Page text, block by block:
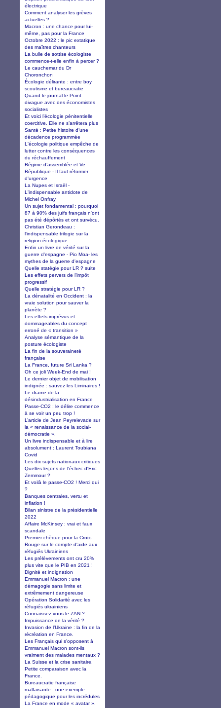
électrique
Comment analyser les grèves
actuelles ?
Macron : une chance pour lui-
même, pas pour la France
Octobre 2022 : le pic extatique
des maîtres chanteurs
La bulle de sottise écologiste
commence-t-elle enfin à percer ?
Le cauchemar du Dr
Choronchon
Écologie délirante : entre boy
scoutisme et bureaucratie
Quand le journal le Point
divague avec des économistes
socialistes
Et voici l’écologie pénitentielle
coercitive. Elle ne s’arrêtera plus
Santé : Petite histoire d’une
décadence programmée
L'écologie politique empêche de
lutter contre les conséquences
du réchauffement
Régime d’assemblée et Ve
République - Il faut réformer
d'urgence
La Nupes et Israël -
L'indispensable antidote de
Michel Onfray
Un sujet fondamental : pourquoi
87 à 90% des juifs français n'ont
pas été dépôrtés et ont survécu.
Christian Gerondeau :
l'indispensable trilogie sur la
religion écologique
Enfin un livre de vérité sur la
guerre d'espagne - Pio Moa- les
mythes de la guerre d'espagne
Quelle statégie pour LR ? suite
Les effets pervers de l’impôt
progressif
Quelle stratégie pour LR ?
La dénatalité en Occident : la
vraie solution pour sauver la
planète ?
Les effets imprévus et
dommageables du concept
erroné de « transition »
Analyse sémantique de la
posture écologiste
La fin de la souveraineté
française
La France, future Sri Lanka ?
Oh ce joli Week-End de mai !
Le dernier objet de mobilisation
indignée : sauvez les Liminaires !
Le drame de la
désindustrialisation en France
Passe-CO2 : le délire commence
à se voir un peu trop !
L’article de Jean Peyrelevade sur
la « renaissance de la social-
démocratie ».
Un livre indispensable et à lire
absolument : Laurent Toubiana
Covid
Les dix sujets nationaux critiques
Quelles leçons de l'échec d'Eric
Zemmour ?
Et voilà le passe-CO2 ! Merci qui
?
Banques centrales, vertu et
inflation !
Bilan sinistre de la présidentielle
2022
Affaire McKinsey : vrai et faux
scandale
Premier chèque pour la Croix-
Rouge sur le compte d'aide aux
réfugiés Ukrainiens
Les prélèvements ont cru 20%
plus vite que le PIB en 2021 !
Dignité et indignation
Emmanuel Macron : une
démagogie sans limite et
extrêmement dangereuse
Opération Solidarité avec les
réfugiés ukrainiens
Connaissez vous le ZAN ?
Impuissance de la vérité ?
Invasion de l’Ukraine : la fin de la
récréation en France.
Les Français qui s'opposent à
Emmanuel Macron sont-ils
vraiment des malades mentaux ?
La Suisse et la crise sanitaire.
Petite comparaison avec la
France.
Bureaucratie française
malfaisante : une exemple
pédagogique pour les incrédules
La France en mode « avatar ».